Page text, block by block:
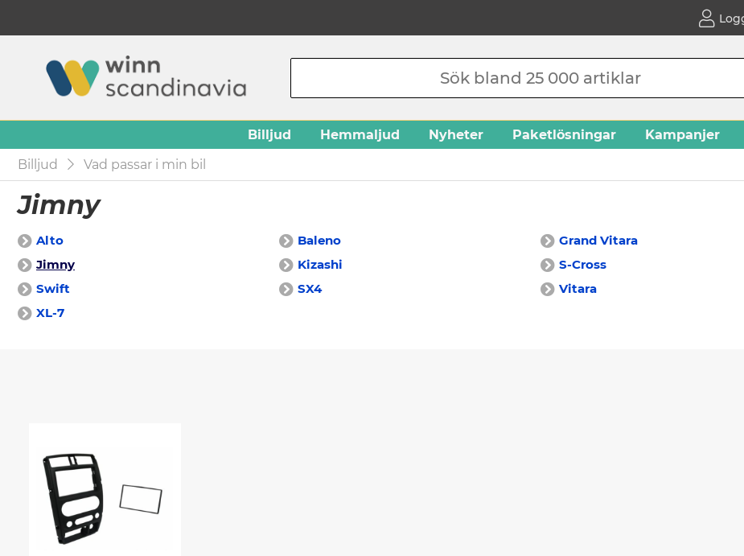
Billjud Hemmaljud Nyheter Paketlösningar Kampanjer
Billjud
Vad passar i min bil
Jimny
Alto Baleno Grand Vitara
Jimny
Kizashi S-Cross
Swift
SX4 Vitara
XL-7